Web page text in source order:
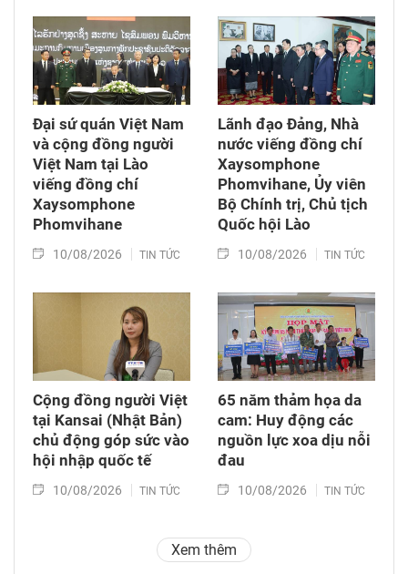
Đại sứ quán Việt Nam
và cộng đồng người
Việt Nam tại Lào
viếng đồng chí
Xaysomphone
Phomvihane
10/08/2026 TIN TỨC
Lãnh đạo Đảng, Nhà
nước viếng đồng chí
Xaysomphone
Phomvihane, Ủy viên
Bộ Chính trị, Chủ tịch
Quốc hội Lào
10/08/2026 TIN TỨC
Cộng đồng người Việt
tại Kansai (Nhật Bản)
chủ động góp sức vào
hội nhập quốc tế
10/08/2026 TIN TỨC
65 năm thảm họa da
cam: Huy động các
nguồn lực xoa dịu nỗi
đau
10/08/2026 TIN TỨC
Xem thêm